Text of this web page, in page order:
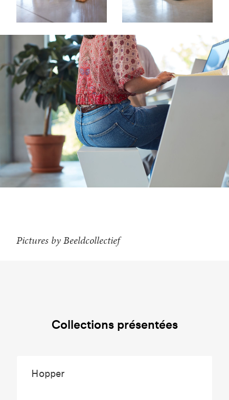
Pictures by Beeldcollectief
Collections présentées
Hopper